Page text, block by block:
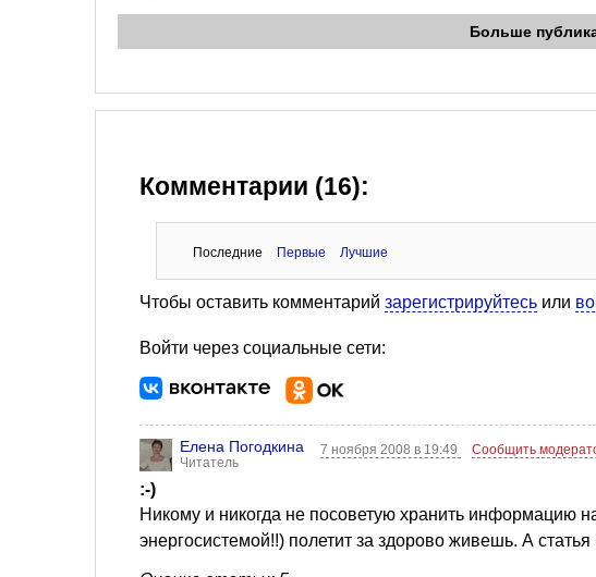
Больше
Комментарии (16):
Последние Первые Лучшие
Чтобы оставить комментарий зарегистрируйтесь или
Войти через социальные сети:
Елена Погодкина
Читатель
7 ноября 2008 в 19:49 Сообщить
:-)
Никому и никогда не посоветую хранить информацию
энергосистемой!!) полетит за здорово живешь. А статья